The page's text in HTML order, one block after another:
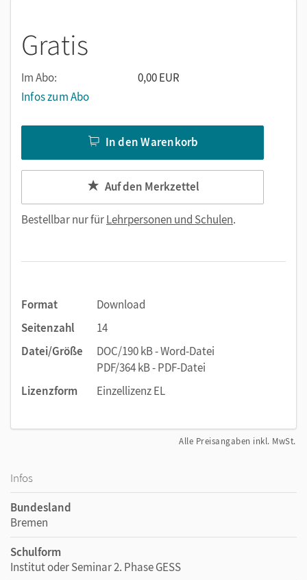
Gratis
Im Abo:
0,00 EUR
Infos zum Abo
In den Warenkorb
Auf den Merkzettel
Bestellbar nur fürLehrpersonen und Schulen.
Format
Download
Seitenzahl
14
Datei/Größe
DOC/190 kB - Word-Datei
PDF/364 kB - PDF-Datei
Lizenzform
Einzellizenz EL
Alle Preisangaben inkl. MwSt.
Infos
Bundesland
Bremen
Schulform
Institut oder Seminar 2. Phase GESS